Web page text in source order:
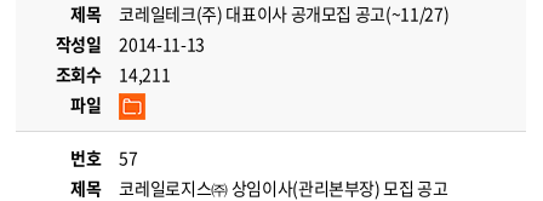
제목
코레일테크(주) 대표이사 공개모집 공고(~11/27)
작성일
2014-11-13
조회수
14,211
파일
번호
57
제목
코레일로지스㈜ 상임이사(관리본부장) 모집 공고